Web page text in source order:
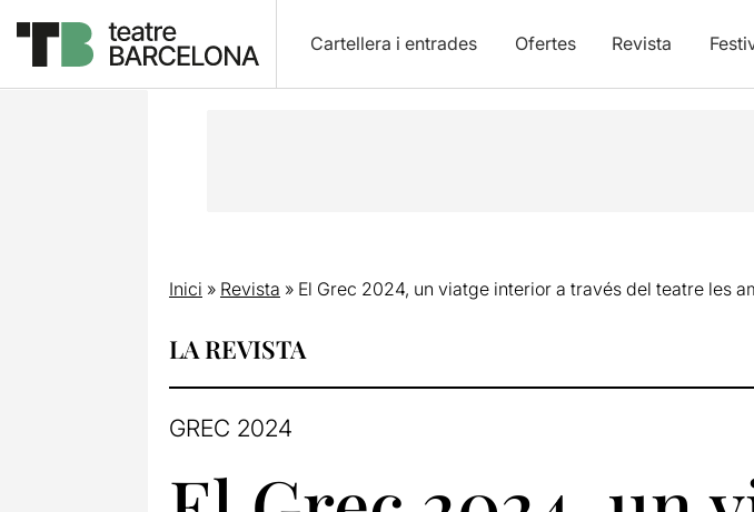
Cartellera i entrades Ofertes Revista
Inici » Revista » El Grec 2024, un viatge interior a través del teatre les
LA REVISTA
GREC 2024